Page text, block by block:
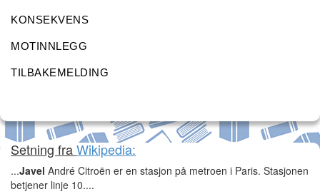
KONSEKVENS
MOTINNLEGG
TILBAKEMELDING
Setning fraWikipedia:
...Javel André Citroën er en stasjon på metroen i Paris. Stasjonen
betjener linje 10....